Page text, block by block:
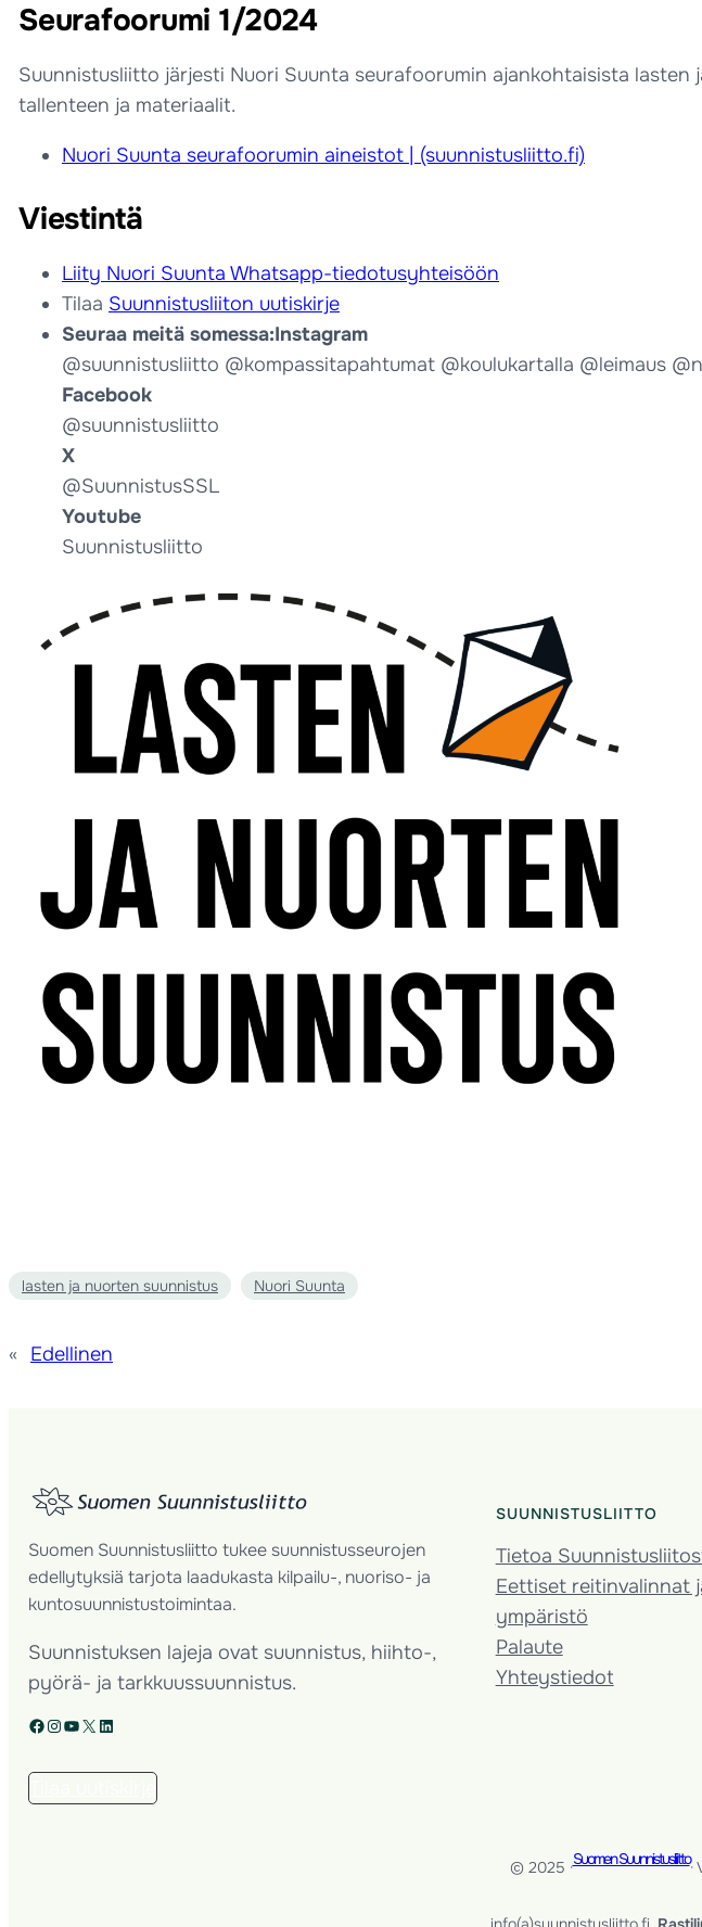
Seurafoorumi 1/2024
Suunnistusliitto järjesti Nuori Suunta seurafoorumin ajankohtaisista
tallenteen ja materiaalit.
Nuori Suunta seurafoorumin aineistot | (suunnistusliitto.fi)
Viestintä
Liity Nuori Suunta Whatsapp-tiedotusyhteisöön
Tilaa Suunnistusliiton uutiskirje
Seuraa meitä somessa:Instagram
@suunnistusliitto @kompassitapahtumat @koulukartalla @leimaus
Facebook
@suunnistusliitto
X
@SuunnistusSSL
Youtube
Suunnistusliitto
lasten ja nuorten suunnistus Nuori Suunta
« Edellinen
Suomen Suunnistusliitto tukee suunnistusseurojen
edellytyksiä tarjota laadukasta kilpailu-, nuoriso- ja
kuntosuunnistustoimintaa.
Suunnistuksen lajeja ovat suunnistus, hiihto-,
pyörä- ja tarkkuussuunnistus.
Facebook Instagram YouTube X LinkedIn
SUUNNISTUSLIITTO
Tietoa
Eettiset reitinvalinnat
ympäristö
Palaute
Yhteystiedot
© 2025 ·Suomen Suunnistusliitto·